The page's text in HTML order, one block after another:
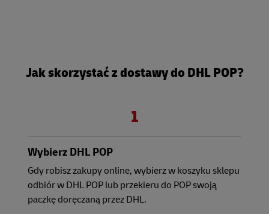
Jak skorzystać z dostawy do DHL POP?
1
Wybierz DHL POP
Gdy robisz zakupy online, wybierz w koszyku sklepu
odbiór w DHL POP lub przekieru do POP swoją
paczkę doręczaną przez DHL.